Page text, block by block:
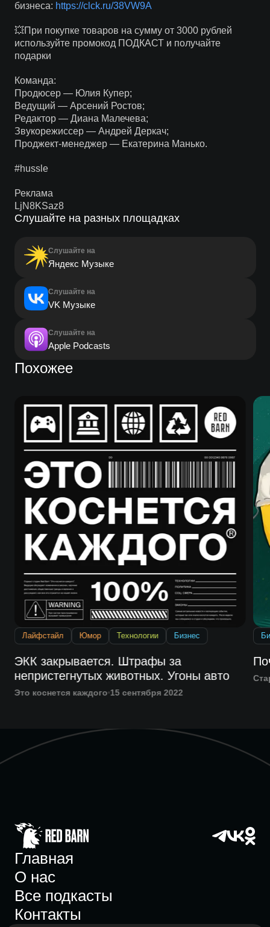
бизнеса: https://clck.ru/38VW9A
💥При покупке товаров на сумму от 3000 рублей
используйте промокод ПОДКАСТ и получайте
подарки
Команда:
Продюсер — Юлия Купер;
Ведущий — Арсений Ростов;
Редактор — Диана Малечева;
Звукорежиссер — Андрей Деркач;
Проджект-менеджер — Екатерина Манько.
#hussle
Реклама
LjN8KSaz8
Слушайте на разных площадках
Слушайте на
Яндекс Музыке
Слушайте на
VK Музыке
Слушайте на
Apple Podcasts
Похожее
Лайфстайл Юмор Технологии Бизнес
ЭКК закрывается. Штрафы за
непристегнутых животных. Угоны авто
Это коснется каждого 15 сентября 2022
Главная
О нас
Все подкасты
Контакты